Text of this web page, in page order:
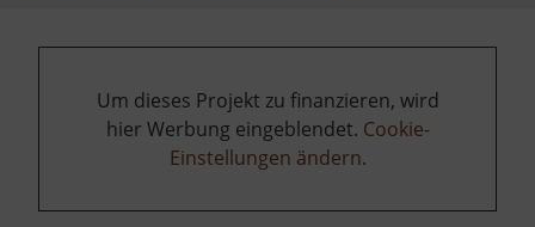
Um dieses Projekt zu finanzieren, wird
hier Werbung eingeblendet. Cookie-
Einstellungen ändern.